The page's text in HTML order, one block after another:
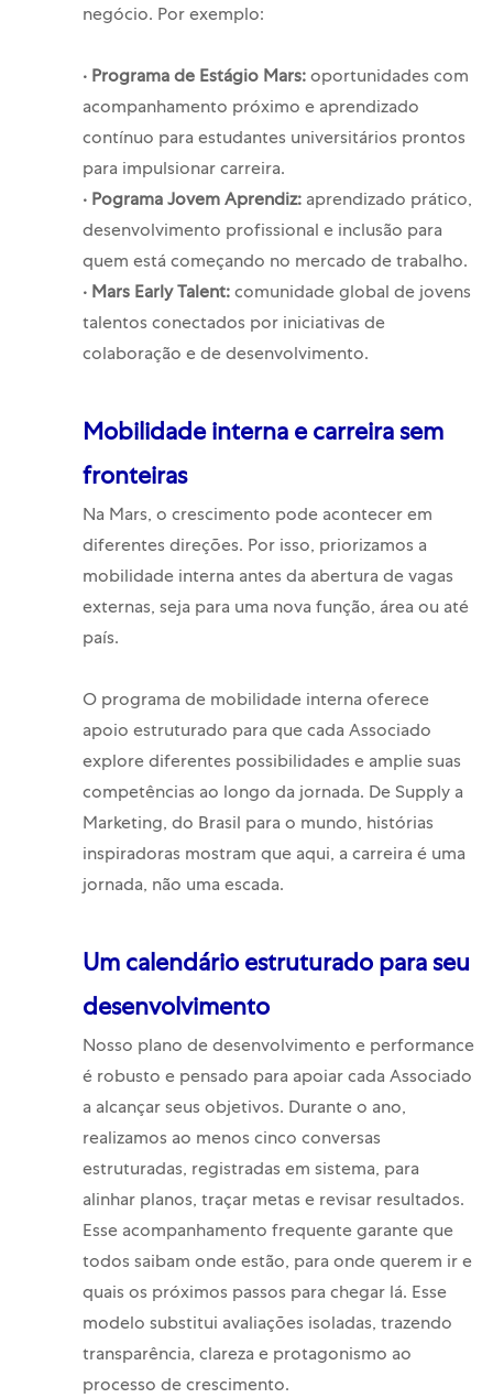
negócio. Por exemplo:
· Programa de Estágio Mars: oportunidades com
acompanhamento próximo e aprendizado
contínuo para estudantes universitários prontos
para impulsionar carreira.
· Pograma Jovem Aprendiz:aprendizado prático,
desenvolvimento profissional e inclusão para
quem está começando no mercado de trabalho.
· Mars Early Talent:comunidade global de jovens
talentos conectados por iniciativas de
colaboração e de desenvolvimento.
Mobilidade interna e carreira sem
fronteiras
Na Mars, o crescimento pode acontecer em
diferentes direções. Por isso, priorizamos a
mobilidade interna antes da abertura de vagas
externas, seja para uma nova função, área ou até
país.
O programa de mobilidade interna oferece
apoio estruturado para que cada Associado
explore diferentes possibilidades e amplie suas
competências ao longo da jornada. De Supply a
Marketing, do Brasil para o mundo, histórias
inspiradoras mostram que aqui, a carreira é uma
jornada, não uma escada.
Um calendário estruturado para seu
desenvolvimento
Nosso plano de desenvolvimento e performance
é robusto e pensado para apoiar cada Associado
a alcançar seus objetivos. Durante o ano,
realizamos ao menos cinco conversas
estruturadas, registradas em sistema, para
alinhar planos, traçar metas e revisar resultados.
Esse acompanhamento frequente garante que
todos saibam onde estão, para onde querem ir e
quais os próximos passos para chegar lá. Esse
modelo substitui avaliações isoladas, trazendo
transparência, clareza e protagonismo ao
processo de crescimento.